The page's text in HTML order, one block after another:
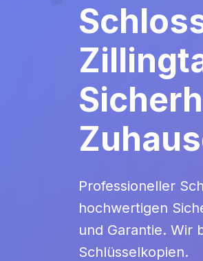
Professioneller
hochwertigen
und Garantie. Wir
Schlüsselkopien.